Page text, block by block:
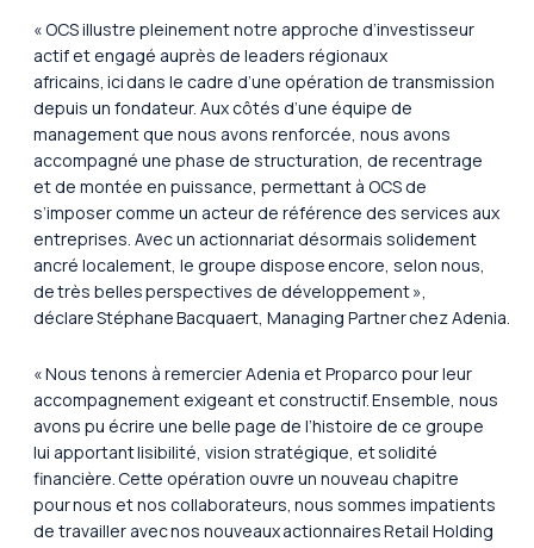
« OCS illustre pleinement notre approche d’investisseur
actif et engagé auprès de leaders régionaux
africains, ici dans le cadre d’une opération de transmission
depuis un fondateur. Aux côtés d’une équipe de
management que nous avons renforcée, nous avons
accompagné une phase de structuration, de recentrage
et de montée en puissance, permettant à OCS de
s’imposer comme un acteur de référence des services aux
entreprises. Avec un actionnariat désormais solidement
ancré localement, le groupe dispose encore, selon nous,
de très belles perspectives de développement »,
déclare Stéphane Bacquaert, Managing Partner chez Adenia.
« Nous tenons à remercier Adenia et Proparco pour leur
accompagnement exigeant et constructif. Ensemble, nous
avons pu écrire une belle page de l’histoire de ce groupe
lui apportant lisibilité, vision stratégique, et solidité
financière. Cette opération ouvre un nouveau chapitre
pour nous et nos collaborateurs, nous sommes impatients
de travailler avec nos nouveaux actionnaires Retail Holding